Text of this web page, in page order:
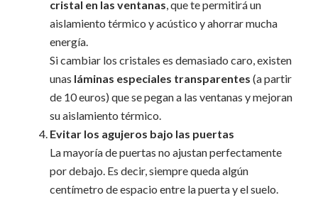
cristal en las ventanas, que te permitirá un
aislamiento térmico y acústico y ahorrar mucha
energía.
Si cambiar los cristales es demasiado caro, existen
unas láminas especiales transparentes (a partir
de 10 euros) que se pegan a las ventanas y mejoran
su aislamiento térmico.
Evitar los agujeros bajo las puertas
La mayoría de puertas no ajustan perfectamente
por debajo. Es decir, siempre queda algún
centímetro de espacio entre la puerta y el suelo.